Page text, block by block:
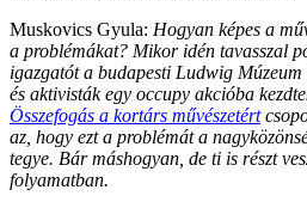
Muskovics Gyula: Hogyan képes a
a problémákat? Mikor idén tavasszal
igazgatót a budapesti Ludwig
és aktivisták egy occupy akcióba
Összefogás a kortárs művészetért
az, hogy ezt a problémát a
tegye. Bár máshogyan, de ti is részt
folyamatban.